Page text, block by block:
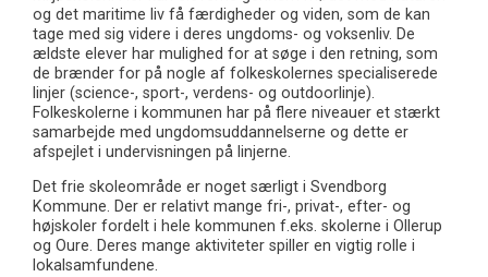
og det maritime liv få færdigheder og viden, som de kan
tage med sig videre i deres ungdoms- og voksenliv. De
ældste elever har mulighed for at søge i den retning, som
de brænder for på nogle af folkeskolernes specialiserede
linjer (science-, sport-, verdens- og outdoorlinje).
Folkeskolerne i kommunen har på flere niveauer et stærkt
samarbejde med ungdomsuddannelserne og dette er
afspejlet i undervisningen på linjerne.
Det frie skoleområde er noget særligt i Svendborg
Kommune. Der er relativt mange fri-, privat-, efter- og
højskoler fordelt i hele kommunen f.eks. skolerne i Ollerup
og Oure. Deres mange aktiviteter spiller en vigtig rolle i
lokalsamfundene.